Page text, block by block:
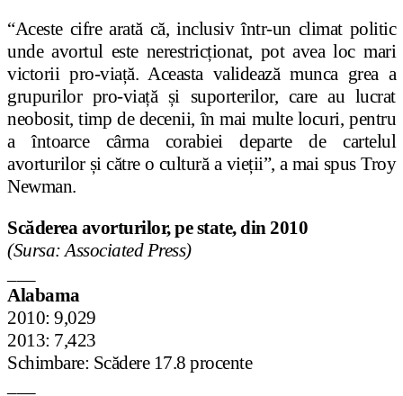
“Aceste cifre arată că, inclusiv într-un climat politic
unde avortul este nerestricționat, pot avea loc mari
victorii pro-viață. Aceasta validează munca grea a
grupurilor pro-viață și suporterilor, care au lucrat
neobosit, timp de decenii, în mai multe locuri, pentru
a întoarce cârma corabiei departe de cartelul
avorturilor și către o cultură a vieții”, a mai spus Troy
Newman.
Scăderea avorturilor, pe state, din 2010
(Sursa: Associated Press)
Alabama
2010: 9,029
2013: 7,423
Schimbare: Scădere 17.8 procente